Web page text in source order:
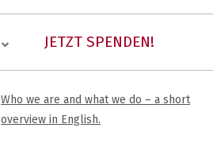
JETZT SPENDEN!
Haupt-
Who we are and what we do – a short
overview in English.